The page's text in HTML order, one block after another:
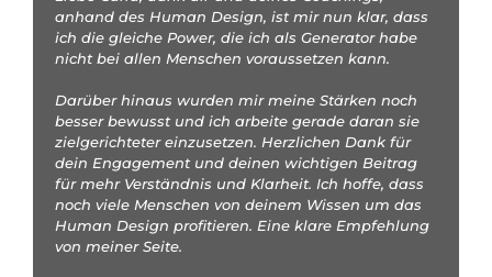
anhand des Human Design, ist mir nun klar, dass
ich die gleiche Power, die ich als Generator habe
nicht bei allen Menschen voraussetzen kann.
Darüber hinaus wurden mir meine Stärken noch
besser bewusst und ich arbeite gerade daran sie
zielgerichteter einzusetzen. Herzlichen Dank für
dein Engagement und deinen wichtigen Beitrag
für mehr Verständnis und Klarheit. Ich hoffe, dass
noch viele Menschen von deinem Wissen um das
Human Design profitieren. Eine klare Empfehlung
von meiner Seite.